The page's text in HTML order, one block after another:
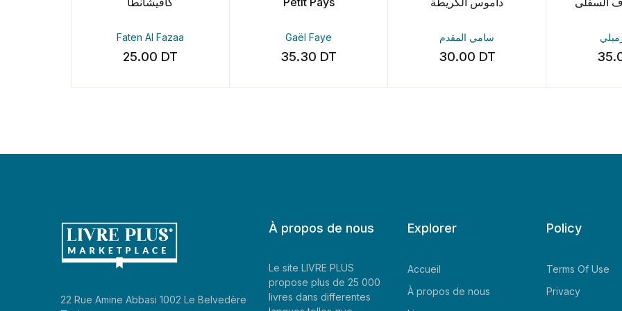
Faten Al Fazaa
25.00 DT
Gaël Faye
35.30 DT
سامي المقدم
30.00 DT
22 Rue Amine Abbasi 1002 Le Belvedère
À propos de nous
Le site LIVRE PLUS
propose plus de 25 000
livres dans differentes
Explorer
Accueil
À propos de nous
Policy
Terms Of Use
Privacy